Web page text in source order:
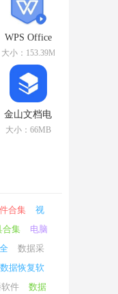
WPS Office
2019
v11.1.0.10314
专业版
大小：153.39MB
金山文档电
脑最新版
v2.13.0 优化
大小：66MB
合集
视
合集
电脑
数据采
数据恢复软
软件
数据